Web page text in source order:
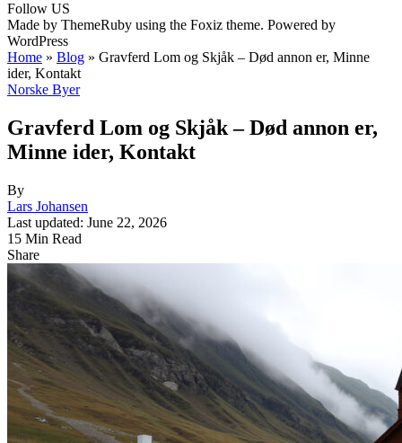
Follow US
Made by ThemeRuby using the Foxiz theme. Powered by
WordPress
Home » Blog » Gravferd Lom og Skjåk – Død annon er, Minne
ider, Kontakt
Norske Byer
Gravferd Lom og Skjåk – Død annon er,
Minne ider, Kontakt
By
Lars Johansen
Last updated: June 22, 2026
15 Min Read
Share